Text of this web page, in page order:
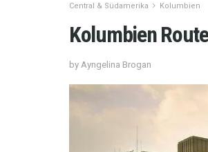
Central & Südamerika Kolumbien
Kolumbien
by Ayngelina Brogan